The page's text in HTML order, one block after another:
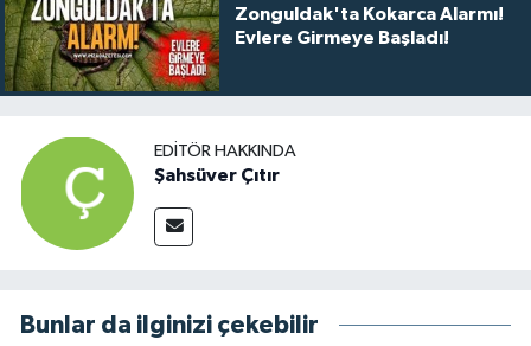
Zonguldak'ta Kokarca Alarmı!
Evlere Girmeye Başladı!
EDITÖR HAKKINDA
Şahsüver Çıtır
Bunlar da ilginizi çekebilir